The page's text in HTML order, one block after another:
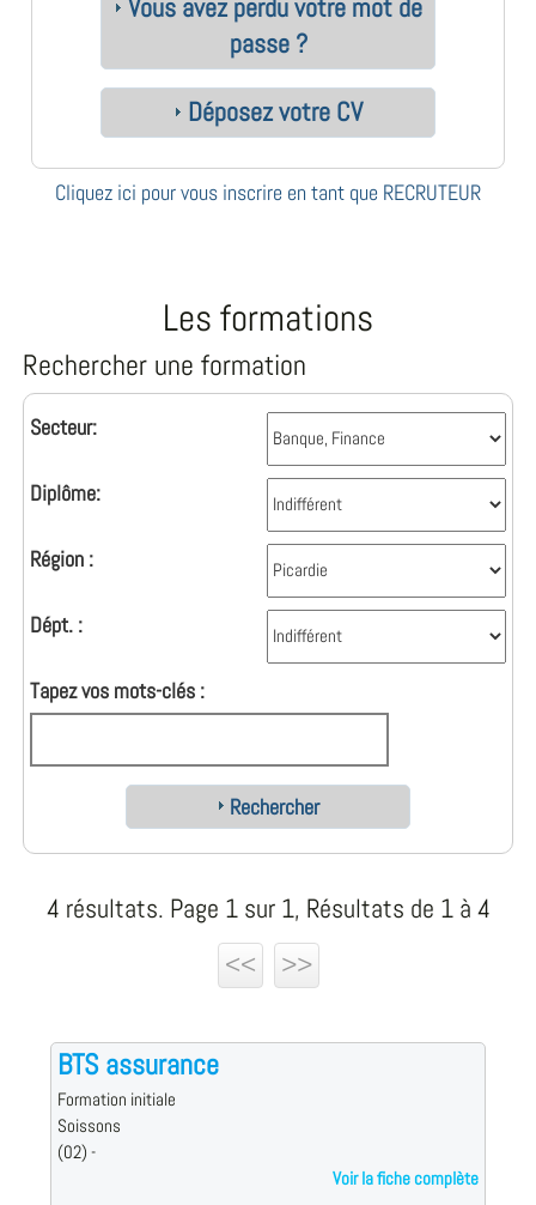
Vous avez perdu votre mot de
passe ?
Déposez votre CV
Cliquez ici pour vous inscrire en tant que RECRUTEUR
Les formations
Rechercher une formation
Secteur:
Diplôme:
Région :
Dépt. :
Tapez vos mots-clés :
Rechercher
4 résultats. Page 1 sur 1, Résultats de 1 à 4
<<
>>
BTS assurance
Formation initiale
Soissons
(02) -
Voir la fiche complète